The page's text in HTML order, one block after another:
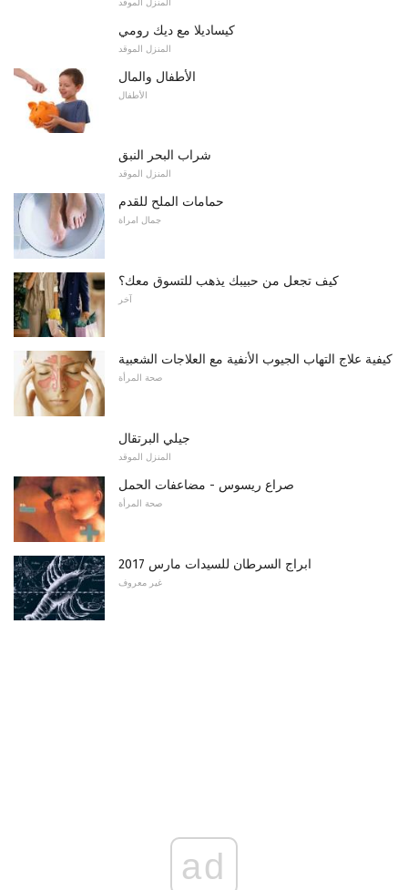
المنزل الموقد
كيساديلا مع ديك رومي
المنزل الموقد
الأطفال والمال
الأطفال
شراب البحر النبق
المنزل الموقد
حمامات الملح للقدم
جمال امراة
كيف تجعل من حبيبك يذهب للتسوق معك؟
آخر
كيفية علاج التهاب الجيوب الأنفية مع العلاجات الشعبية
صحة المرأة
جيلي البرتقال
المنزل الموقد
صراع ريسوس - مضاعفات الحمل
صحة المرأة
ابراج السرطان للسيدات مارس 2017
غير معروف
ad